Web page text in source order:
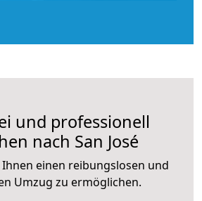
und professionell
nach San José
einen reibungslosen und
Umzug zu ermöglichen.